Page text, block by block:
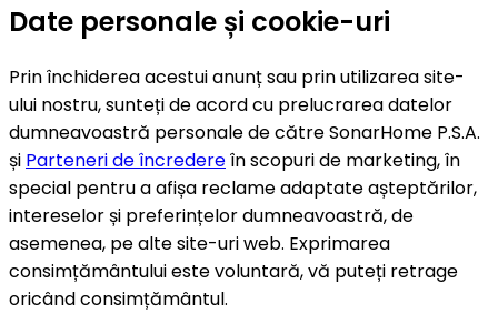
Date personale și cookie-uri
Prin închiderea acestui anunț sau prin utilizarea site-
ului nostru, sunteți de acord cu prelucrarea datelor
dumneavoastră personale de către SonarHome P.S.A.
și Parteneri de încredereîn scopuri de marketing, în
special pentru a afișa reclame adaptate așteptărilor,
intereselor și preferințelor dumneavoastră, de
asemenea, pe alte site-uri web. Exprimarea
consimțământului este voluntară, vă puteți retrage
oricând consimțământul.